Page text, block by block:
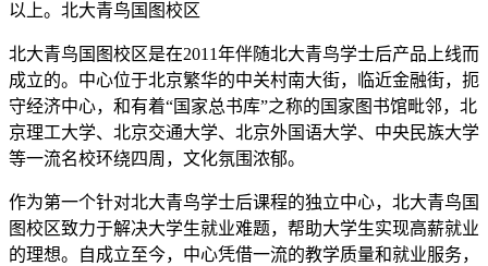
以上。北大青鸟国图校区
北大青鸟国图校区是在2011年伴随北大青鸟学士后产品上线而
成立的。中心位于北京繁华的中关村南大街，临近金融街，扼
守经济中心，和有着“国家总书库”之称的国家图书馆毗邻，北
京理工大学、北京交通大学、北京外国语大学、中央民族大学
等一流名校环绕四周，文化氛围浓郁。
作为第一个针对北大青鸟学士后课程的独立中心，北大青鸟国
图校区致力于解决大学生就业难题，帮助大学生实现高薪就业
的理想。自成立至今，中心凭借一流的教学质量和就业服务，